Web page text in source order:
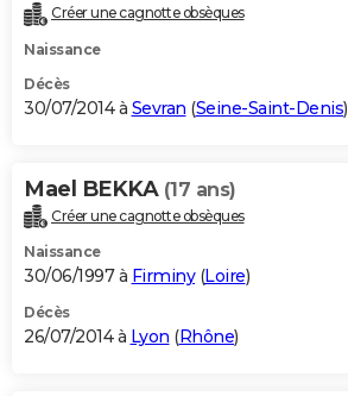
Créer une cagnotte obsèques
Naissance
Décès
30/07/2014 à Sevran (Seine-Saint-Denis)
Mael BEKKA (17 ans)
Créer une cagnotte obsèques
Naissance
30/06/1997 à Firminy(Loire)
Décès
26/07/2014 à Lyon (Rhône)